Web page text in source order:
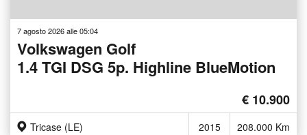
7 agosto 2026 alle 05:04
Volkswagen Golf
1.4 TGI DSG 5p. Highline BlueMotion
€ 10.900
Tricase (LE) 2015 208.000 Km